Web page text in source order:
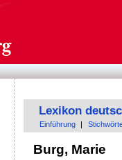
Lexikon
Einführung
Burg, Marie